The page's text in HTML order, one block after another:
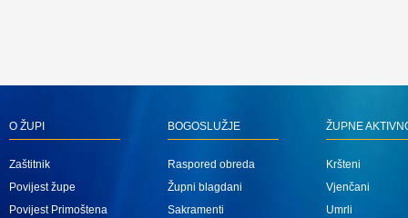
O ŽUPI
Zaštitnik
Povijest župe
Povijest Primoštena
BOGOSLUŽJE
Raspored obreda
Župni blagdani
Sakramenti
ŽUPNE
Kršteni
Vjenčani
Umrli